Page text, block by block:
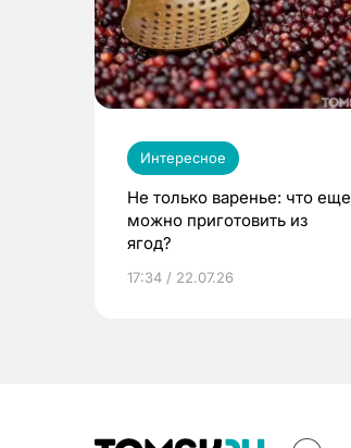
Интересное
Не только варенье: что еще
можно приготовить из
ягод?
17:34 / 22.07.26